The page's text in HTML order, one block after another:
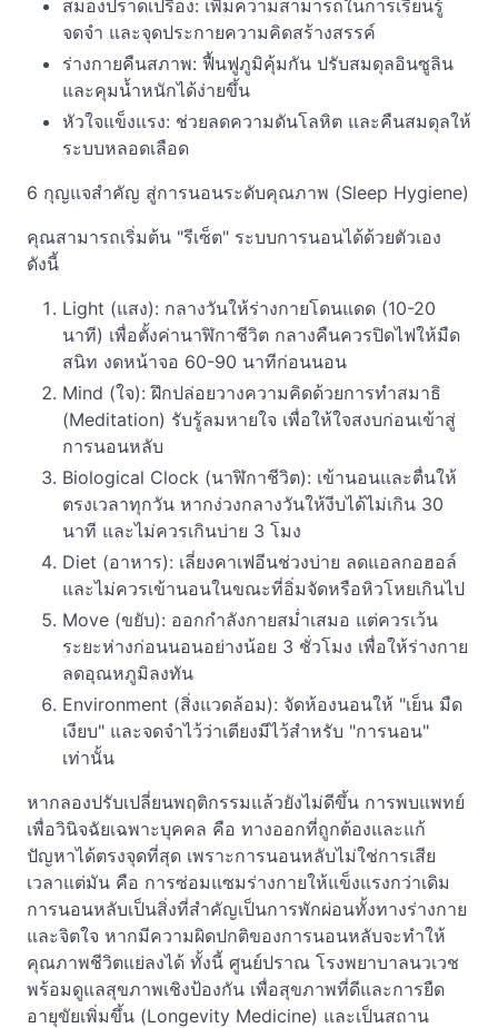
สมองปราดเปรื่อง: เพิ่มความสามารถในการเรียนรู้
จดจำ และจุดประกายความคิดสร้างสรรค์
ร่างกายคืนสภาพ: ฟื้นฟูภูมิคุ้มกัน ปรับสมดุลอินซูลิน
และคุมน้ำหนักได้ง่ายขึ้น
หัวใจแข็งแรง: ช่วยลดความดันโลหิต และคืนสมดุลให้
ระบบหลอดเลือด
6 กุญแจสำคัญ สู่การนอนระดับคุณภาพ (Sleep Hygiene)
คุณสามารถเริ่มต้น "รีเซ็ต" ระบบการนอนได้ด้วยตัวเอง
ดังนี้
Light (แสง): กลางวันให้ร่างกายโดนแดด (10-20
นาที) เพื่อตั้งค่านาฬิกาชีวิต กลางคืนควรปิดไฟให้มืด
สนิท งดหน้าจอ 60-90 นาทีก่อนนอน
Mind (ใจ): ฝึกปล่อยวางความคิดด้วยการทำสมาธิ
(Meditation) รับรู้ลมหายใจ เพื่อให้ใจสงบก่อนเข้าสู่
การนอนหลับ
Biological Clock (นาฬิกาชีวิต): เข้านอนและตื่นให้
ตรงเวลาทุกวัน หากง่วงกลางวันให้งีบได้ไม่เกิน 30
นาที และไม่ควรเกินบ่าย 3 โมง
Diet (อาหาร): เลี่ยงคาเฟอีนช่วงบ่าย ลดแอลกอฮอล์
และไม่ควรเข้านอนในขณะที่อิ่มจัดหรือหิวโหยเกินไป
Move (ขยับ): ออกกำลังกายสม่ำเสมอ แต่ควรเว้น
ระยะห่างก่อนนอนอย่างน้อย 3 ชั่วโมง เพื่อให้ร่างกาย
ลดอุณหภูมิลงทัน
Environment (สิ่งแวดล้อม): จัดห้องนอนให้ "เย็น มืด
เงียบ" และจดจำไว้ว่าเตียงมีไว้สำหรับ "การนอน"
เท่านั้น
หากลองปรับเปลี่ยนพฤติกรรมแล้วยังไม่ดีขึ้น การพบแพทย์
เพื่อวินิจฉัยเฉพาะบุคคล คือ ทางออกที่ถูกต้องและแก้
ปัญหาได้ตรงจุดที่สุด เพราะการนอนหลับไม่ใช่การเสีย
เวลาแต่มัน คือ การซ่อมแซมร่างกายให้แข็งแรงกว่าเดิม
การนอนหลับเป็นสิ่งที่สำคัญเป็นการพักผ่อนทั้งทางร่างกาย
และจิตใจ หากมีความผิดปกติของการนอนหลับจะทำให้
คุณภาพชีวิตแย่ลงได้ ทั้งนี้ ศูนย์ปราณ โรงพยาบาลนวเวช
พร้อมดูแลสุขภาพเชิงป้องกัน เพื่อสุขภาพที่ดีและการยืด
อายุขัยเพิ่มขึ้น (Longevity Medicine) และเป็นสถาน